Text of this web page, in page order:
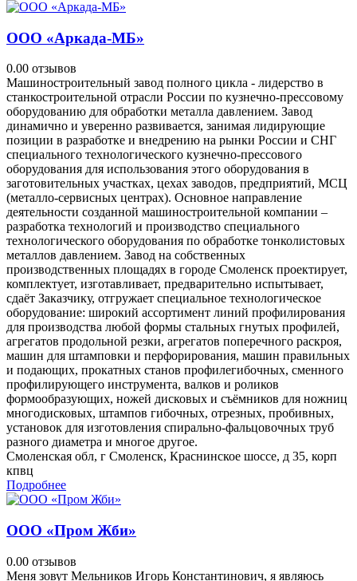
ООО «Аркада-МБ»
0.00 отзывов
Машиностроительный завод полного цикла - лидерство в
станкостроительной отрасли России по кузнечно-прессовому
оборудованию для обработки металла давлением. Завод
динамично и уверенно развивается, занимая лидирующие
позиции в разработке и внедрению на рынки России и СНГ
специального технологического кузнечно-прессового
оборудования для использования этого оборудования в
заготовительных участках, цехах заводов, предприятий, МСЦ
(металло-сервисных центрах). Основное направление
деятельности созданной машиностроительной компании –
разработка технологий и производство специального
технологического оборудования по обработке тонколистовых
металлов давлением. Завод на собственных
производственных площадях в городе Смоленск проектирует,
комплектует, изготавливает, предварительно испытывает,
сдаёт Заказчику, отгружает специальное технологическое
оборудование: широкий ассортимент линий профилирования
для производства любой формы стальных гнутых профилей,
агрегатов продольной резки, агрегатов поперечного раскроя,
машин для штамповки и перфорирования, машин правильных
и подающих, прокатных станов профилегибочных, сменного
профилирующего инструмента, валков и роликов
формообразующих, ножей дисковых и съёмников для ножниц
многодисковых, штампов гибочных, отрезных, пробивных,
установок для изготовления спирально-фальцовочных труб
разного диаметра и многое другое.
Смоленская обл, г Смоленск, Краснинское шоссе, д 35, корп
кпвц
Подробнее
ООО «Пром Жби»
0.00 отзывов
Меня зовут Мельников Игорь Константинович, я являюсь